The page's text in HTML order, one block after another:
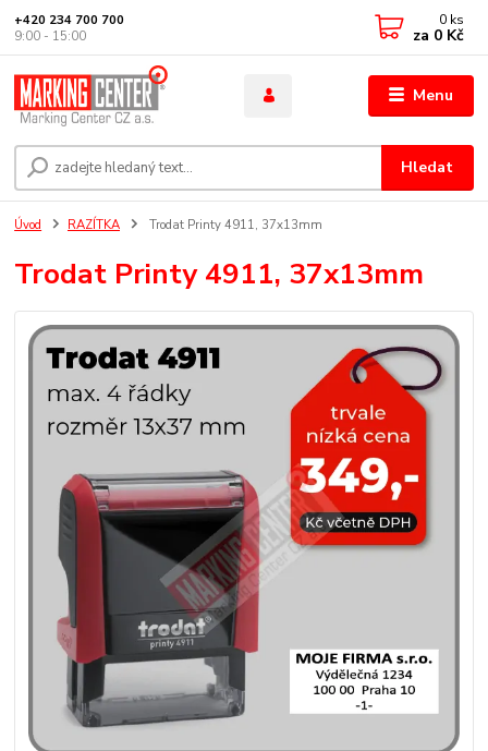
Menu
Hledat
+420 234 700 700
9:00 - 15:00
0 ks
za 0 Kč
Úvod RAZÍTKA Trodat Printy 4911, 37x13mm
Trodat Printy 4911, 37x13mm